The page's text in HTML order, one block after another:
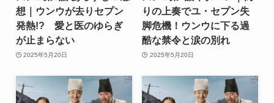
想｜ウンウが去りセプン
発熱!? 愛と医のゆらぎ
が止まらない
2025年5月20日
りの上奏でユ・セプン失
脚危機！ウンウに下る過
酷な禁令と涙の別れ
2025年5月20日